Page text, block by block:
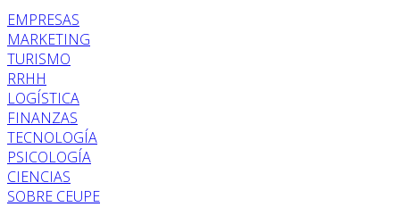
EMPRESAS
MARKETING
TURISMO
RRHH
LOGÍSTICA
FINANZAS
TECNOLOGÍA
PSICOLOGÍA
CIENCIAS
SOBRE CEUPE